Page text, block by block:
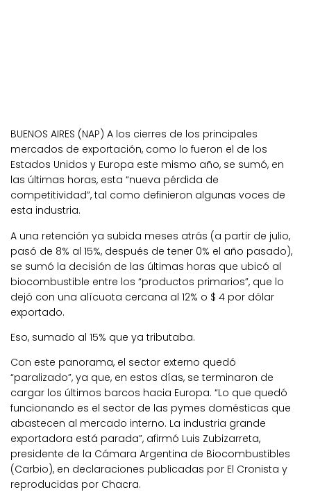
BUENOS AIRES (NAP) A los cierres de los principales
mercados de exportación, como lo fueron el de los
Estados Unidos y Europa este mismo año, se sumó, en
las últimas horas, esta “nueva pérdida de
competitividad”, tal como definieron algunas voces de
esta industria.
A una retención ya subida meses atrás (a partir de julio,
pasó de 8% al 15%, después de tener 0% el año pasado),
se sumó la decisión de las últimas horas que ubicó al
biocombustible entre los “productos primarios”, que lo
dejó con una alícuota cercana al 12% o $ 4 por dólar
exportado.
Eso, sumado al 15% que ya tributaba.
Con este panorama, el sector externo quedó
“paralizado”, ya que, en estos días, se terminaron de
cargar los últimos barcos hacia Europa. “Lo que quedó
funcionando es el sector de las pymes domésticas que
abastecen al mercado interno. La industria grande
exportadora está parada”, afirmó Luis Zubizarreta,
presidente de la Cámara Argentina de Biocombustibles
(Carbio), en declaraciones publicadas por El Cronista y
reproducidas por Chacra.